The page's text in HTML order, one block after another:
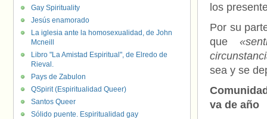
los
Por su
que
sea y se
va de año
Gay Spirituality
Jesús enamorado
La iglesia ante la homosexualidad, de John
Mcneill
Libro "La Amistad Espiritual", de Elredo de
Rieval.
Pays de Zabulon
QSpirit (Espiritualidad Queer)
Santos Queer
Sólido puente. Espiritualidad gay